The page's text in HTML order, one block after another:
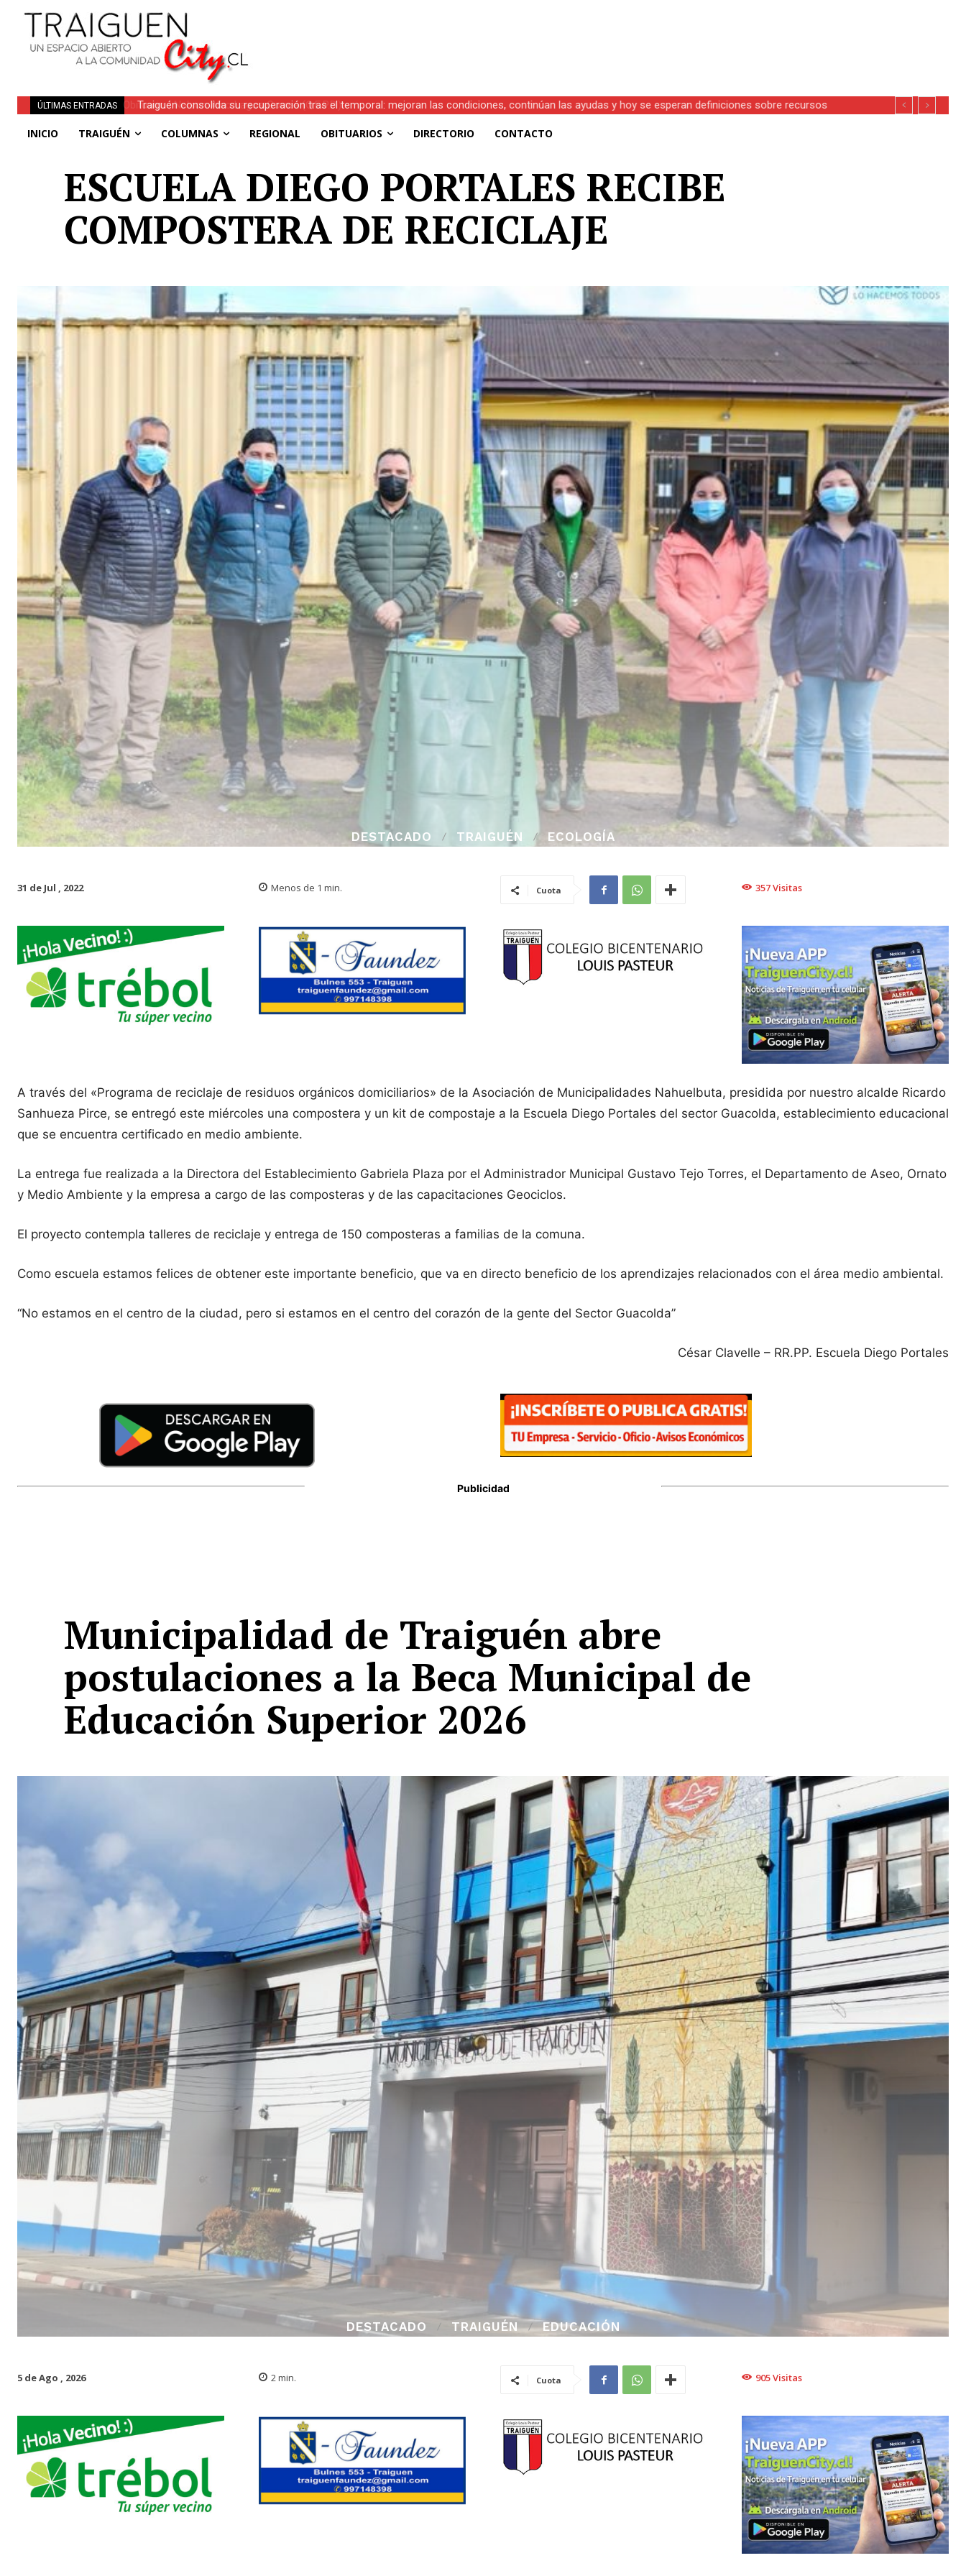
ÚLTIMAS ENTRADAS
Traiguén consolida su recuperación tras el temporal: mejoran las condiciones, continúan las ayudas y hoy se esperan definiciones sobre recursos
INICIO TRAIGUÉN COLUMNAS REGIONAL OBITUARIOS DIRECTORIO CONTACTO
ESCUELA DIEGO PORTALES RECIBE
COMPOSTERA DE RECICLAJE
DESTACADO TRAIGUÉN ECOLOGÍA
31 de Jul , 2022 Menos de 1 min. Cuota 357Visitas
A través del «Programa de reciclaje de residuos orgánicos domiciliarios» de la Asociación de Municipalidades Nahuelbuta, presidida por nuestro alcalde Ricardo
Sanhueza Pirce, se entregó este miércoles una compostera y un kit de compostaje a la Escuela Diego Portales del sector Guacolda, establecimiento educacional
que se encuentra certificado en medio ambiente.
La entrega fue realizada a la Directora del Establecimiento Gabriela Plaza por el Administrador Municipal Gustavo Tejo Torres, el Departamento de Aseo, Ornato
y Medio Ambiente y la empresa a cargo de las composteras y de las capacitaciones Geociclos.
El proyecto contempla talleres de reciclaje y entrega de 150 composteras a familias de la comuna.
Como escuela estamos felices de obtener este importante beneficio, que va en directo beneficio de los aprendizajes relacionados con el área medio ambiental.
“No estamos en el centro de la ciudad, pero si estamos en el centro del corazón de la gente del Sector Guacolda”
César Clavelle – RR.PP. Escuela Diego Portales
Publicidad